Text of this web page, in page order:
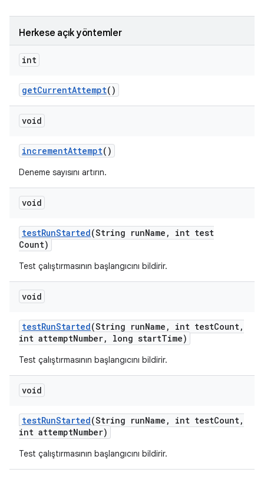
Herkese açık yöntemler
int
getCurrentAttempt()
void
incrementAttempt()
Deneme sayısını artırın.
void
testRunStarted(String runName ,
int test
Count)
Test çalıştırmasının başlangıcını bildirir.
void
testRunStarted(String runName , int testCount,
int attemptNumber, long startTime)
Test çalıştırmasının başlangıcını bildirir.
void
testRunStarted(String runName , int testCount,
int attemptNumber)
Test çalıştırmasının başlangıcını bildirir.